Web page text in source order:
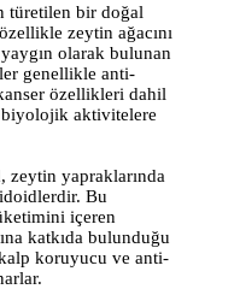
türetilen bir doğal
zeytin ağacını
olarak bulunan
genellikle anti-
özellikleri dahil
aktivitelere
zeytin yapraklarında
Bu
içeren
katkıda bulunduğu
koruyucu ve anti-